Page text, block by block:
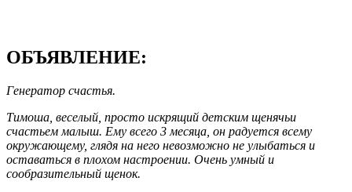
ОБЪЯВЛЕНИЕ:
Генератор счастья.
Тимоша, веселый, просто искрящий детским щенячьи
счастьем малыш. Ему всего 3 месяца, он радуется всему
окружающему, глядя на него невозможно не улыбаться и
оставаться в плохом настроении. Очень умный и
сообразительный щенок.